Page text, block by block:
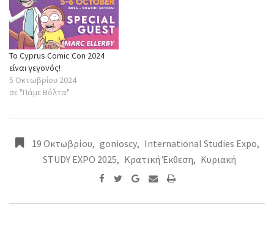
To Cyprus Comic Con 2024
είναι γεγονός!
5 Οκτωβρίου 2024
σε "Πάμε Βόλτα"
19 Οκτωβρίου, gonioscy, International Studies Expo,
STUDY EXPO 2025, Κρατική Έκθεση, Κυριακή
Google+
SharePrint